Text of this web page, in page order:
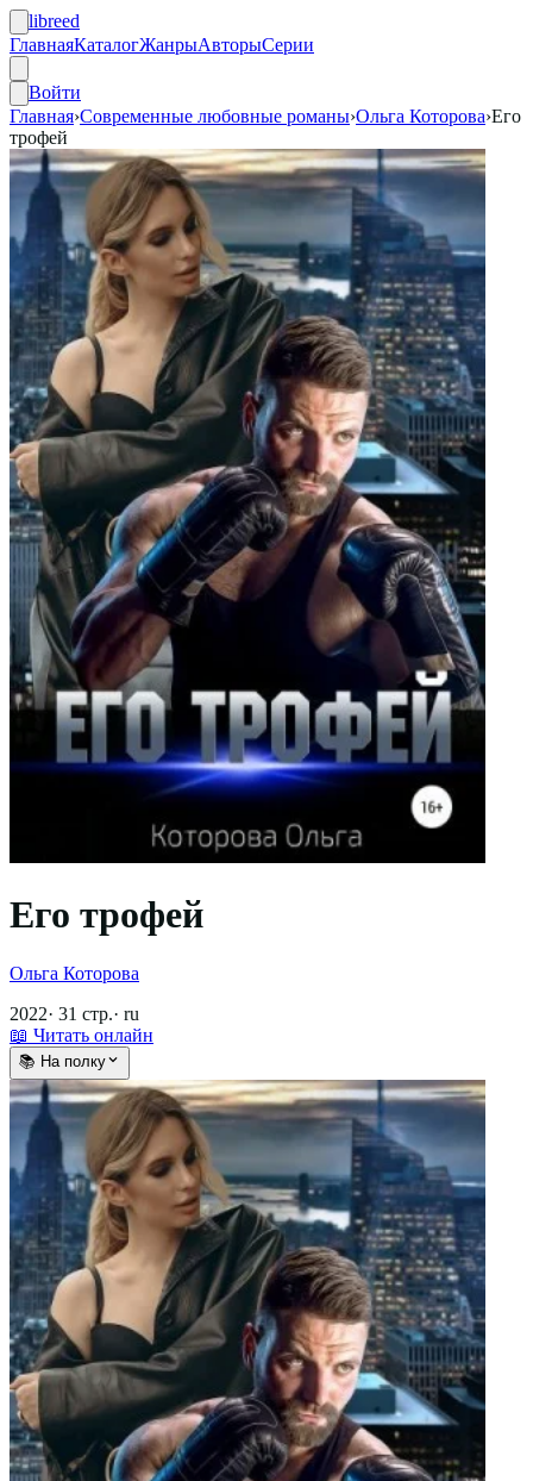
libreed
ГлавнаяКаталогЖанрыАвторыСерии
Войти
Главная›Современные любовные романы›Ольга Которова›Его
трофей
Его трофей
Ольга Которова
2022· 31 стр.· ru
📖 Читать онлайн
📚 На полку